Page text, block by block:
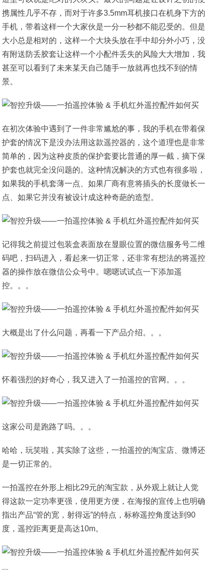
携属性几乎不存，而对于许多3.5mm耳机接口在机身下方的
手机，带着这样一个大家伙是一分一秒都不能忍受的。但是
大小总是相对的，这样一个大块头放在手中却分外小巧，没
有附送防丢胶套让这样一个小配件丢失的风险大大增加，我
甚至可以看到了未来某天自己随手一放就再也找不到的情
景。
在初次体验中遇到了一件非常尴尬的事，我的手机在带着保
护套的情况下是没办法用这款遥控器的，这个道理也是非常
简单的，因为这种皮质的保护套要比普通的厚一截，摘下保
护套也就完全没问题的。这种情况解决的方式也有很多啦，
如果我的手机套薄一点、如果厂商有意将插头的长度做长一
点、如果它并没有被设计成这种奇葩的造型。
记得我之前提过包装盒表面放在显眼位置的微信服务号二维
码吧，扫码进入，看起来一切正常，还非常有想法的将遥控
器的操作放在微信公众号中。嗯嗯试试点一下添加遥
控。。。
大概是出了什么问题，再看一下产品介绍。。。
怀着强烈的好奇心，我又进入了一拍遥控的官网。。。
这家公司是跑路了吗。。。
哈哈，玩笑啦，其实除了这些，一拍遥控的淘宝店、微博还
是一切正常的。
一拍遥控在外形上相比29元的淘宝款，从外观上就让人觉
得这款一定功率更强，使用更方便，在海报的宣传上也明确
指出产品“管的宽，射得远”的特点，标称遥控角度达到90
度，遥控距离更是高达10m。